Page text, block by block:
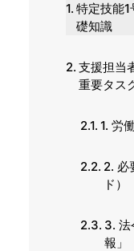
特定技能
礎知識
支援担当
重要タス
1. 労
2. 必
ド）
3. 法
報」